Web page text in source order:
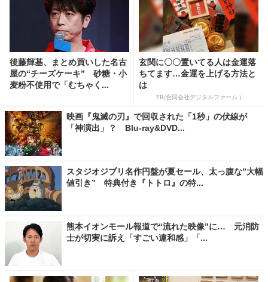
後藤輝基、まとめ買いした名古
屋の“チーズケーキ” 砂糖・小
麦粉不使用で「むちゃく...
玄関に〇〇置いてる人は金運落
ちてます…金運を上げる方法と
は
PR(合同会社デジタルファーム )
映画『鬼滅の刃』で回収された「1秒」の伏線が
「神演出」？ Blu-ray&DVD...
スタジオジブリ名作円盤が夏セール、太っ腹な”大幅
値引き” 特典付き『トトロ』の特...
熊本イオンモール報道で“流れた映像”に… 元消防
士が切実に訴え「すごい違和感」「...